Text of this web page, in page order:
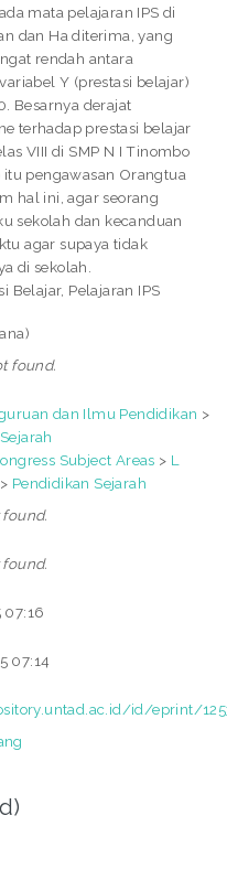
mata pelajaran IPS di
dan Ha diterima, yang
rendah antara
Y (prestasi belajar)
Besarnya derajat
terhadap prestasi belajar
VIII di SMP N I Tinombo
itu pengawasan Orangtua
hal ini, agar seorang
sekolah dan kecanduan
agar supaya tidak
di sekolah.
Belajar, Pelajaran IPS
found.
dan Ilmu Pendidikan >
Subject Areas > L
> Pendidikan Sejarah
found.
found.
07:16
07:14
id/eprint/